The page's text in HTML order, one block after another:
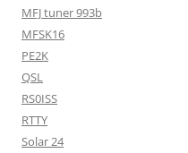
MFJ tuner 993b
MFSK16
PE2K
QSL
RS0ISS
RTTY
Solar 24